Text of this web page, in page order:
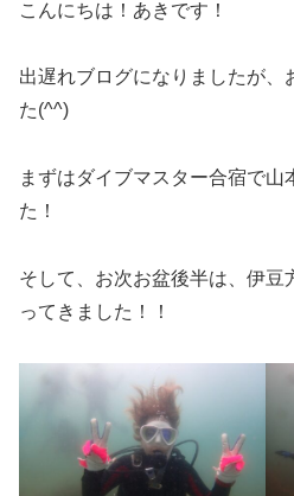
こんにちは！あきです！
出遅れブログになりましたが、
た(^^)
まずはダイブマスター合宿で山
た！
そして、お次お盆後半は、伊豆
ってきました！！